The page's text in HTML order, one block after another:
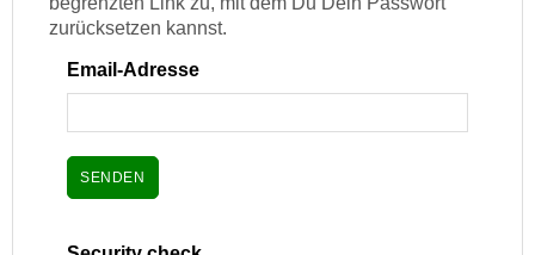
zurücksetzen kannst.
Email-Adresse
SENDEN